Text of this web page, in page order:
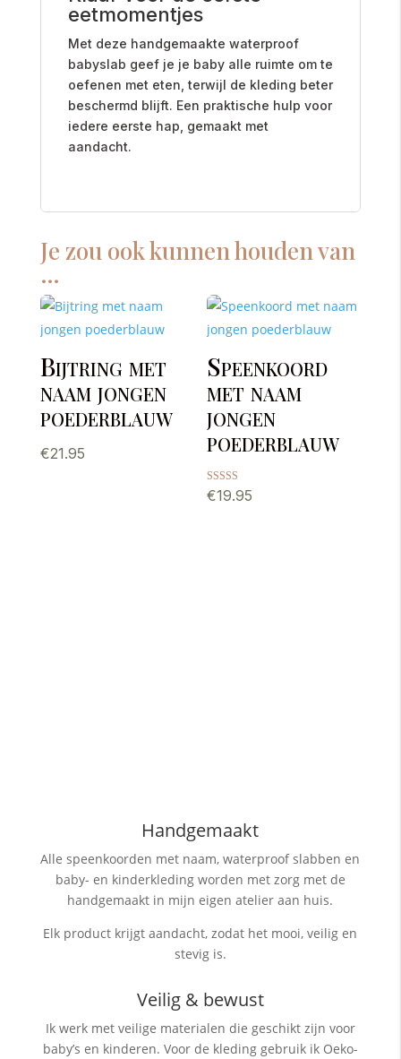
eetmomentjes
Met deze handgemaakte waterproof
babyslab geef je je baby alle ruimte om te
oefenen met eten, terwijl de kleding beter
beschermd blijft. Een praktische hulp voor
iedere eerste hap, gemaakt met
aandacht.
Je zou ook kunnen houden van
…
Bijtring met
naam jongen
poederblauw
€21.95
Speenkoord
met naam
jongen
poederblauw
Gewaardeerd
5.00
€19.95
Handgemaakt
Alle speenkoorden met naam, waterproof slabbenen
baby- en kinderkleding worden met zorg met de
handgemaakt in mijn eigen atelier aan huis.
Elk product krijgt aandacht, zodat het mooi, veilig en
stevig is.
Veilig & bewust
Ik werk met veilige materialen die geschikt zijn voor
baby’s en kinderen. Voor de kleding gebruik ik Oeko-